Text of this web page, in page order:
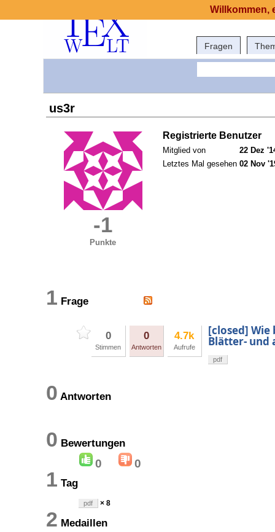
Fragen
us3r
-1
Punkte
Registrierte Benutzer
Mitglied von
22 Dez
Letztes Mal gesehen 02 Nov
1 Frage
0
Stimmen
0
Antworten
4.7k
Aufrufe
[closed] Wie
Blätter- und
pdf
0 Antworten
0 Bewertungen
0 0
1 Tag
pdf × 8
2 Medaillen
Willkommen,